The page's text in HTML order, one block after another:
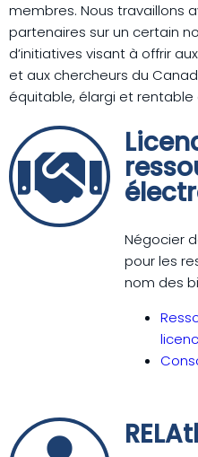
membres. Nous travaillons
partenaires sur un certain
d’initiatives visant à offrir
et aux chercheurs du
équitable, élargi et rentable
Négocier
pour les
nom des